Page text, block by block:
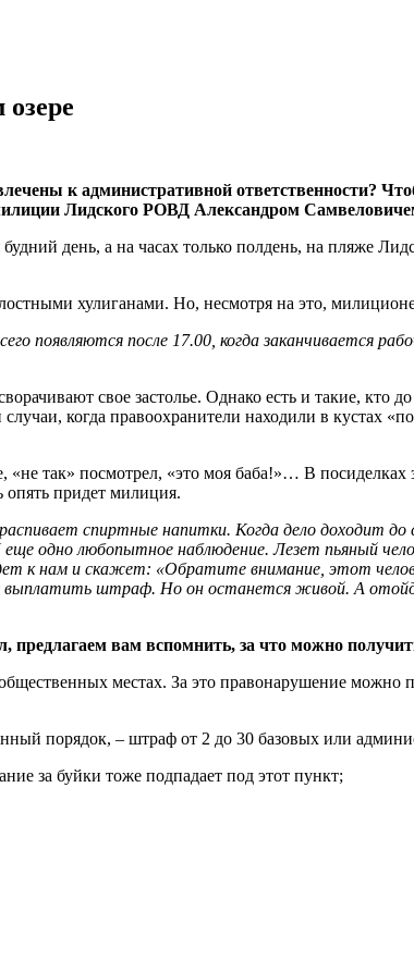
к административной ответственности?
Лидского РОВД Александром
день, а на часах только полдень, на пляже
хулиганами. Но, несмотря на это,
появляются после 17.00, когда заканчивается
свое застолье. Однако есть и такие, кто до
когда правоохранители находили в кустах
так» посмотрел, «это моя баба!»… В посиделках
опять придет милиция.
спиртные напитки. Когда дело доходит
одно любопытное наблюдение. Лезет пьяный
к нам и скажет: «Обратите внимание, этот
штраф. Но он останется живой. А
вам вспомнить, за что можно
местах. За это правонарушение можно
порядок, – штраф от 2 до 30 базовых или
за буйки тоже подпадает под этот пункт;